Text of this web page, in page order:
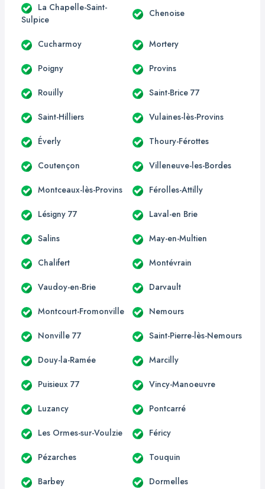
La Chapelle-Saint-
Sulpice
Chenoise
Cucharmoy Mortery
Poigny Provins
Rouilly Saint-Brice 77
Saint-Hilliers Vulaines-lès-Provins
Éverly Thoury-Férottes
Coutençon Villeneuve-les-Bordes
Montceaux-lès-Provins Férolles-Attilly
Lésigny 77 Laval-en Brie
Salins May-en-Multien
Chalifert Montévrain
Vaudoy-en-Brie Darvault
Montcourt-Fromonville Nemours
Nonville 77 Saint-Pierre-lès-Nemours
Douy-la-Ramée Marcilly
Puisieux 77 Vincy-Manoeuvre
Luzancy Pontcarré
Les Ormes-sur-Voulzie Féricy
Pézarches Touquin
Barbey Dormelles